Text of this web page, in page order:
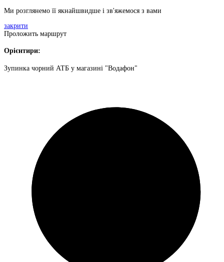
Ми розглянемо її якнайшвидше і зв'яжемося з вами
закрити
Проложить маршрут
Орієнтири:
Зупинка чорний АТБ у магазині "Водафон"